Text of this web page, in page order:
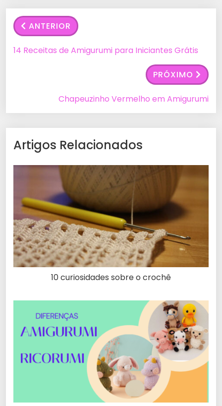
ANTERIOR
14 Receitas de Amigurumi para Iniciantes Grátis
PRÓXIMO
Chapeuzinho Vermelho em Amigurumi
Artigos Relacionados
10 curiosidades sobre o crochê